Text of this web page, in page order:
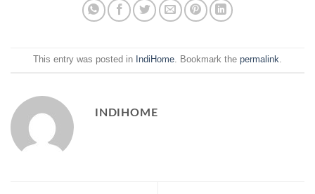
This entry was posted in IndiHome. Bookmark the permalink.
INDIHOME